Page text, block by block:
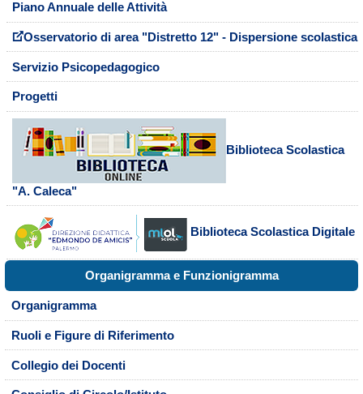
Piano Annuale delle Attività
Osservatorio di area "Distretto 12" - Dispersione scolastica
Servizio Psicopedagogico
Progetti
Biblioteca Scolastica
"A. Caleca"
Biblioteca Scolastica Digitale
Organigramma e Funzionigramma
Organigramma
Ruoli e Figure di Riferimento
Collegio dei Docenti